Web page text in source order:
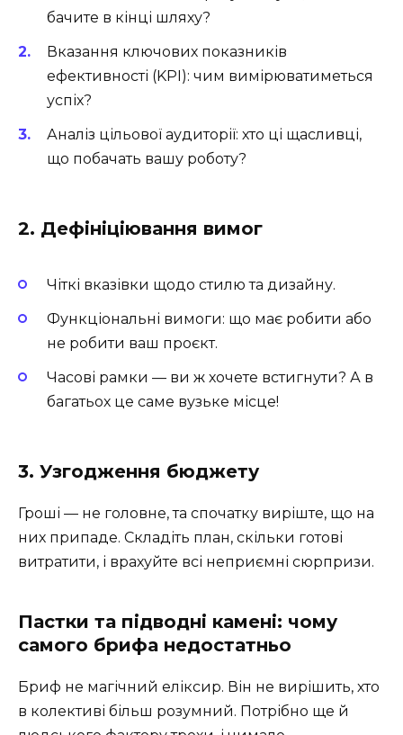
бачите в кінці шляху?
Вказання ключових показників
ефективності (KPI): чим вимірюватиметься
успіх?
Аналіз цільової аудиторії: хто ці щасливці,
що побачать вашу роботу?
2. Дефініціювання вимог
Чіткі вказівки щодо стилю та дизайну.
Функціональні вимоги: що має робити або
не робити ваш проєкт.
Часові рамки — ви ж хочете встигнути? А в
багатьох це саме вузьке місце!
3. Узгодження бюджету
Гроші — не головне, та спочатку виріште, що на
них припаде. Складіть план, скільки готові
витратити, і врахуйте всі неприємні сюрпризи.
Пастки та підводні камені: чому
самого брифа недостатньо
Бриф не магічний еліксир. Він не вирішить, хто
в колективі більш розумний. Потрібно ще й